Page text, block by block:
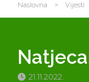
Naslovna > Vijesti
21.11.2022.